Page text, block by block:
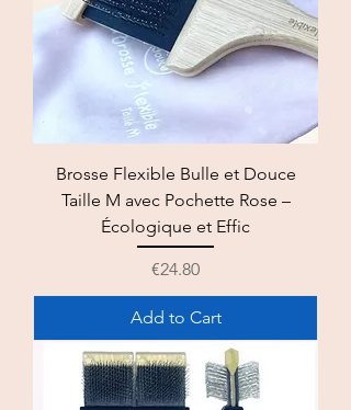
Brosse Flexible Bulle et Douce
Taille M avec Pochette Rose –
Écologique et Effic
Price
€24.80
Add to Cart